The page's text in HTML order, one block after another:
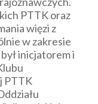
PTTK oraz
więzi z
w zakresie
inicjatorem i
PTTK